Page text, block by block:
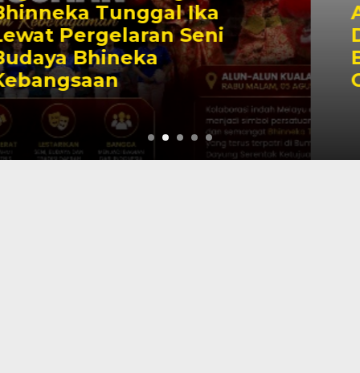
Anggota DPRD Jamal
Darmawan Sie: Seni
Budaya Tionghoa Wujud
Cinta untuk Tanjab Barat